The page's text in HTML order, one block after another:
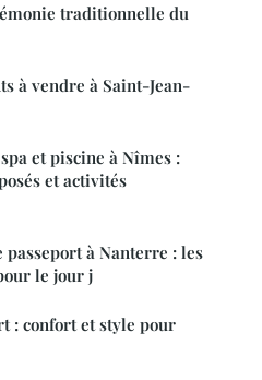
traditionnelle du
à vendre à Saint-Jean-
et piscine à Nîmes :
et activités
à Nanterre : les
le jour j
: confort et style pour